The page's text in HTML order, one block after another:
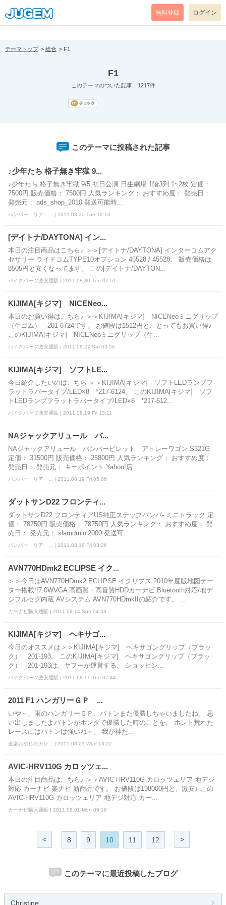
[pear_error: message="Success" code=0 mode=return level=notice
prefix="" info=""]
無料登録 ログイン
テーマトップ 総合 F1
F1
このテーマのついた記事：1217件
このテーマに投稿された記事
♪少年たち 格子無き牢獄 9...
♪少年たち 格子無き牢獄 9/5 初日公演 日生劇場 1階J列 1~2枚 定価：
7500円 販売価格： 7500円 人気ランキング： おすすめ度： 発売日：
発売元： ads_shop_2010 発送可能時...
バンパー リア ... | 2011.08.30 Tue 12:13
[デイトナ/DAYTONA] イン...
本日の注目商品はこちら♪ ＞＞[デイトナ/DAYTONA] インターコムアク
セサリー ライドコムTYPE10オプション 45528 / 45528。 販売価格は
8505円と安くなってます。 この[デイトナ/DAYTON...
バイクパーツ激安通販 | 2011.08.30 Tue 07:51
KIJIMA[キジマ] NICENeo...
本日のお買い得はこちら♪ ＞＞KIJIMA[キジマ] NICENeoミニグリップ
（生ゴム） 201-6724です。 お値段は1512円と、とってもお買い得♪
このKIJIMA[キジマ] NICENeoミニグリップ（生...
バイクパーツ激安通販 | 2011.08.27 Sat 03:56
KIJIMA[キジマ] ソフトLE...
今日紹介したいのはこちら ＞＞KIJIMA[キジマ] ソフトLEDランプフ
ラットラバータイプ/LED×8 *217-6124。 このKIJIMA[キジマ] ソフ
トLEDランプフラットラバータイプ/LED×8 *217-612...
バイクパーツ激安通販 | 2011.08.19 Fri 13:11
NAジャックアリュール バ...
NAジャックアリュール バンパービレット アトレーワゴン S321G
定価： 31500円 販売価格： 25800円 人気ランキング： おすすめ度：
発売日： 発売元： キーポイント Yahoo!店...
バンパー リア ... | 2011.08.19 Fri 05:06
ダットサンD22 フロンティ...
ダットサンD22 フロンティアUS純正ステップバンパ- ミニトラック 定
価： 78750円 販売価格： 78750円 人気ランキング： おすすめ度： 発
売日： 発売元： slamdmini2000 発送可...
バンパー リア ... | 2011.08.19 Fri 03:26
AVN770HDmk2 ECLIPSE イク...
＞＞今日はAVN770HDmk2 ECLIPSE イクリプス 2010年度版地図デー
ター搭載!!7.0WVGA 高画質・高音質HDDカーナビ Bluetooth対応/地デ
ジフルセグ内蔵 AVシステム AVN770HDmkIIの紹介です。 ...
カーナビ購入通販 | 2011.08.14 Sun 04:43
KIJIMA[キジマ] ヘキサゴ...
今日のオススメは＞＞KIJIMA[キジマ] ヘキサゴングリップ（ブラッ
ク） 201-193。 このKIJIMA[キジマ] ヘキサゴングリップ（ブラッ
ク） 201-193は、ヤフーが運営する、 ショッピン...
バイクパーツ激安通販 | 2011.08.11 Thu 07:44
2011 F1 ハンガリーＧＰ ...
いや～、雨のハンガリーＧＰ、バトンまた優勝しちゃいましたね。 思
い出しましたよバトンがホンダで優勝した時のことを。 ホント荒れた
レースにはバトンは強いね～。 我が神た...
道楽おやじのガレ... | 2011.08.03 Wed 13:22
AVIC-HRV110G カロッツェ...
本日の注目商品はこちら♪ ＞＞AVIC-HRV110G カロッツェリア 地デジ
対応 カーナビ 楽ナビ 新商品です。 お値段は198000円と、激安♪ この
AVIC-HRV110G カロッツェリア 地デジ対応 カー...
カーナビ購入通販 | 2011.08.01 Mon 09:16
< 8 9 10 11 12 >
このテーマに最近投稿したブログ
Christine